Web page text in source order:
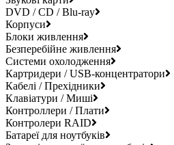
DVD / CD / Blu-ray
Корпуси
Блоки живлення
Безперебійне живлення
Системи охолодження
Картридери / USB-концентратори
Кабелі / Прехідники
Клавіатури / Миші
Контроллери / Плати
Контролери RAID
Батареї для ноутбуків